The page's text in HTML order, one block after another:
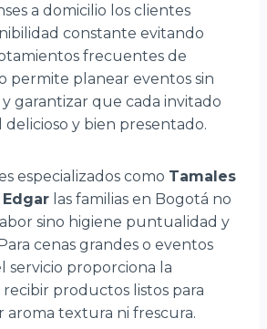
a domicilio los clientes
constante evitando
frecuentes de
permite planear eventos sin
garantizar que cada invitado
y bien presentado.
especializados como Tamales
las familias en Bogotá no
sino higiene puntualidad y
cenas grandes o eventos
servicio proporciona la
productos listos para
aroma textura ni frescura.